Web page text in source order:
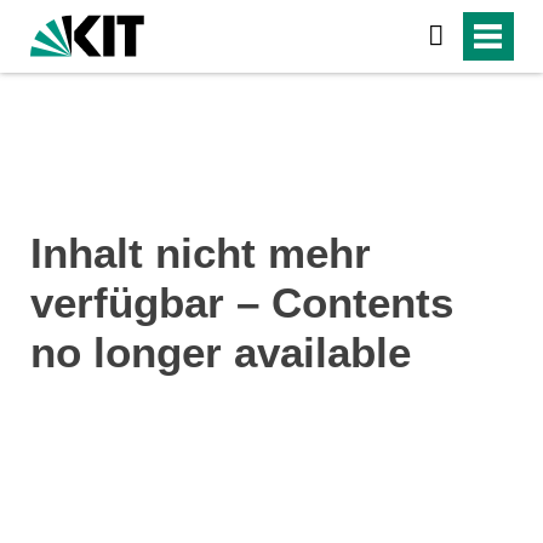
Inhalt nicht mehr
verfügbar – Contents
no longer available